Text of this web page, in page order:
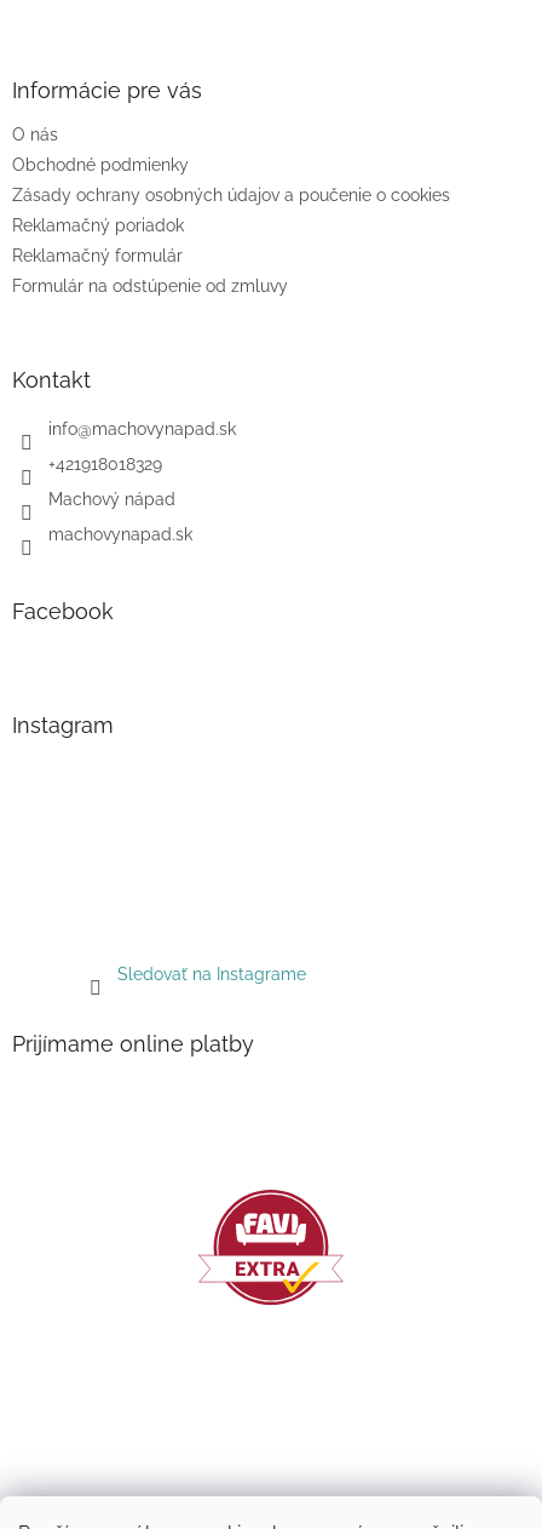
e
Informácie pre vás
O nás
Obchodné podmienky
Zásady ochrany osobných údajov a poučenie o cookies
Reklamačný poriadok
Reklamačný formulár
Formulár na odstúpenie od zmluvy
Kontakt
info@machovynapad.sk
+421918018329
Machový nápad
machovynapad.sk
Facebook
Instagram
Sledovať na Instagrame
Prijímame online platby